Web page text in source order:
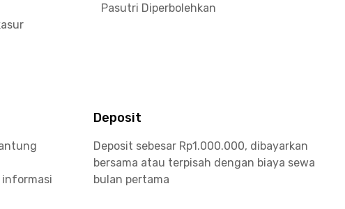
Pasutri Diperbolehkan
informasi
Deposit
Deposit sebesar Rp1.000.000, dibayarkan
bersama atau terpisah dengan biaya sewa
bulan pertama